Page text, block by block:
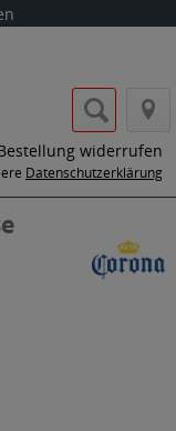
widerrufen
Datenschutzerklärung